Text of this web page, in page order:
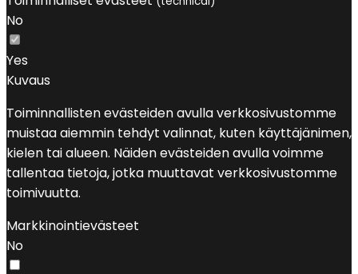
No
Yes
Kuvaus
Toiminnallisten evästeiden avulla verkkosivustomme
muistaa aiemmin tehdyt valinnat, kuten käyttäjänimen,
kielen tai alueen. Näiden evästeiden avulla voimme
tallentaa tietoja, jotka muuttavat verkkosivustomme
toimivuutta.
Markkinointievästeet
No